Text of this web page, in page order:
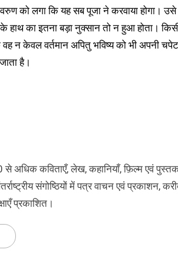
को लगा कि यह सब पूजा ने करवाया होगा।
हाथ का इतना बड़ा नुक्सान तो न हुआ होता।
न केवल वर्तमान अपितु भविष्य को भी अपनी
है।
अधिक कविताएँ, लेख, कहानियाँ, फ़िल्म एवं पुस्तक
संगोष्ठियों में पत्र वाचन एवं प्रकाशन,
प्रकाशित।